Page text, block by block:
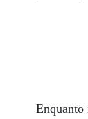
Enquanto